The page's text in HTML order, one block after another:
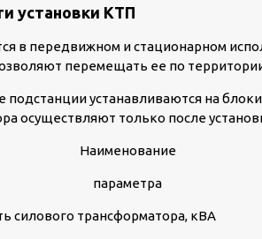
установки КТП
в передвижном и стационарном
перемещать ее по
подстанции устанавливаются на
осуществляют только после
Наименование
параметра
силового трансформатора, кВА